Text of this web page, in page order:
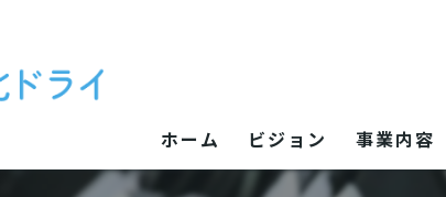
ホーム ビジョン 事業内容